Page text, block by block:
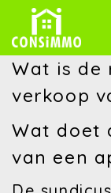
Wat is de
verkoop
Wat doet
van een